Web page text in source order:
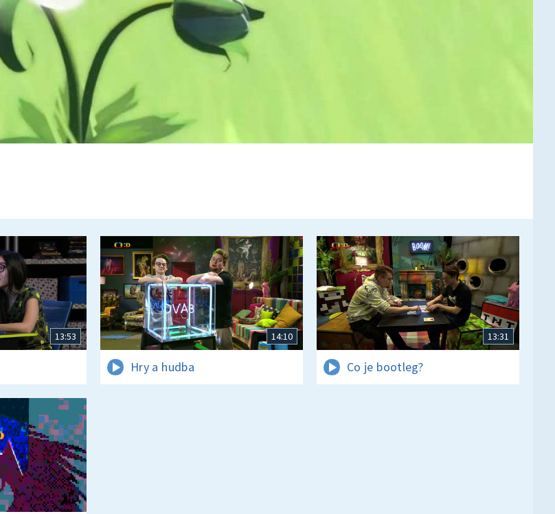
13:53 14:10
Hry a hudba
13:31
Co je bootleg?